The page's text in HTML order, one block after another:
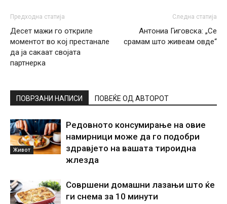
Предходна статија
Десет мажи го откриле
моментот во кој престанале
да ја сакаат својата
партнерка
Следна статија
Антониа Гиговска: „Се
срамам што живеам овде“
ПОВРЗАНИ НАПИСИ ПОВЕЌЕ ОД АВТОРОТ
Живот
Редовното консумирање на овие
намирници може да го подобри
здравјето на вашата тироидна
жлезда
Совршени домашни лазањи што ќе
ги снема за 10 минути